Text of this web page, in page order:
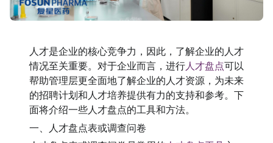
人才是企业的核心竞争力，因此，了解企业的人才
情况至关重要。对于企业而言，进行人才盘点可以
帮助管理层更全面地了解企业的人才资源，为未来
的招聘计划和人才培养提供有力的支持和参考。下
面将介绍一些人才盘点的工具和方法。
一、人才盘点表或调查问卷